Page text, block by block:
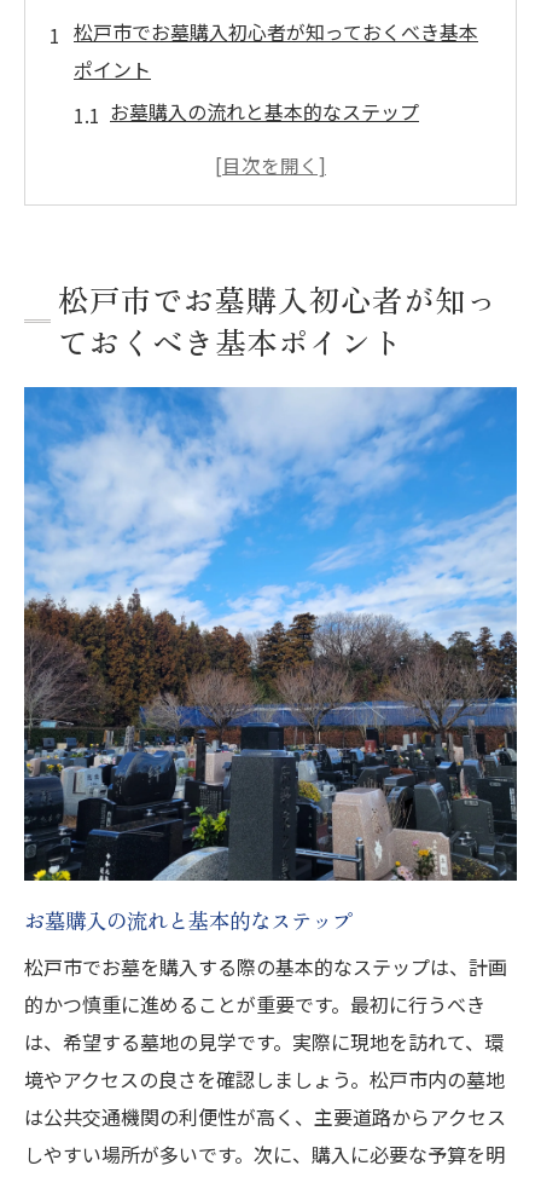
松戸市でお墓購入初心者が知っておくべき基本
ポイント
お墓購入の流れと基本的なステップ
松戸市内の墓地の種類と特徴
松戸市のお墓に関する法律と手続き
お墓購入時のトラブルを避けるためのポイ
ント
理想の松戸市お墓購入を成功させるためのステ
ップ
理想の墓地を見つけるための情報収集方法
予算内で理想のお墓を見つけるコツ
家族の希望を反映したお墓選び
松戸市内の霊園の特徴を理解する
現地見学で確認するべき点
お墓購入後の手続きと管理
松戸市での新規お墓購入時に失敗しないための
チェックリスト
契約前に確認すべき書類と条件
霊園選びで考慮すべき環境要素
契約後のサポート体制を確認する
お墓購入に関するトラブル事例と対応策
現地見学で実感する松戸市のお墓購入の魅力
実際に訪れて感じる霊園の雰囲気
地元霊園の豊富な選択肢とその魅力
松戸市でお墓購入初心者が知っ
ておくべき基本ポイント
お墓購入の流れと基本的なステップ
松戸市でお墓を購入する際の基本的なステップは、計画
的かつ慎重に進めることが重要です。最初に行うべき
は、希望する墓地の見学です。実際に現地を訪れて、環
境やアクセスの良さを確認しましょう。松戸市内の墓地
は公共交通機関の利便性が高く、主要道路からアクセス
しやすい場所が多いです。次に、購入に必要な予算を明